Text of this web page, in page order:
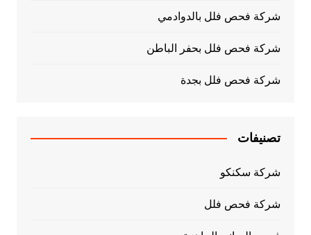
شركة فحص فلل بالدوادمي
شركة فحص فلل بحفر الباطن
شركة فحص فلل بجدة
تصنيفات
شركة سكنكو
شركة فحص فلل